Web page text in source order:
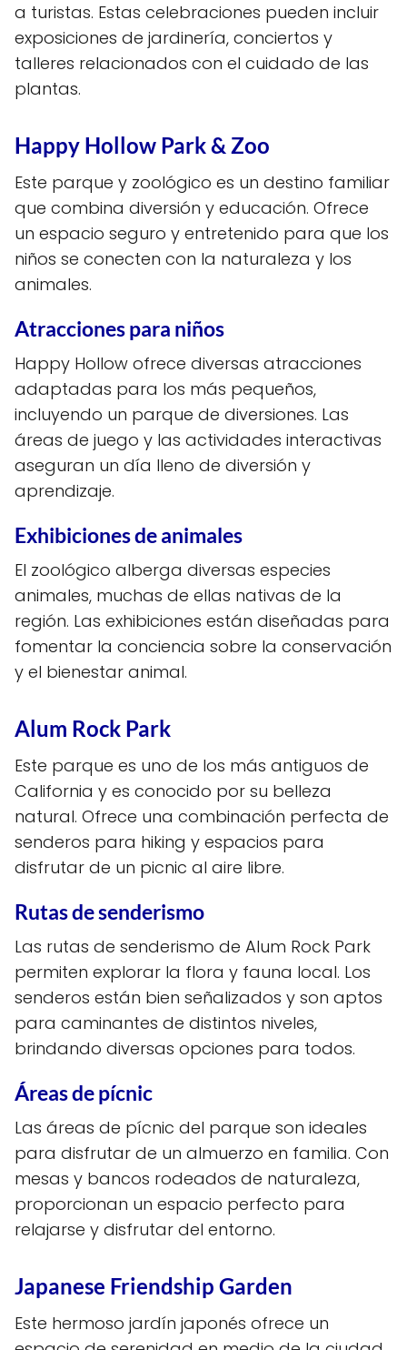
a turistas. Estas celebraciones pueden incluir
exposiciones de jardinería, conciertos y
talleres relacionados con el cuidado de las
plantas.
Happy Hollow Park & Zoo
Este parque y zoológico es un destino familiar
que combina diversión y educación. Ofrece
un espacio seguro y entretenido para que los
niños se conecten con la naturaleza y los
animales.
Atracciones para niños
Happy Hollow ofrece diversas atracciones
adaptadas para los más pequeños,
incluyendo un parque de diversiones. Las
áreas de juego y las actividades interactivas
aseguran un día lleno de diversión y
aprendizaje.
Exhibiciones de animales
El zoológico alberga diversas especies
animales, muchas de ellas nativas de la
región. Las exhibiciones están diseñadas para
fomentar la conciencia sobre la conservación
y el bienestar animal.
Alum Rock Park
Este parque es uno de los más antiguos de
California y es conocido por su belleza
natural. Ofrece una combinación perfecta de
senderos para hiking y espacios para
disfrutar de un picnic al aire libre.
Rutas de senderismo
Las rutas de senderismo de Alum Rock Park
permiten explorar la flora y fauna local. Los
senderos están bien señalizados y son aptos
para caminantes de distintos niveles,
brindando diversas opciones para todos.
Áreas de pícnic
Las áreas de pícnic del parque son ideales
para disfrutar de un almuerzo en familia. Con
mesas y bancos rodeados de naturaleza,
proporcionan un espacio perfecto para
relajarse y disfrutar del entorno.
Japanese Friendship Garden
Este hermoso jardín japonés ofrece un